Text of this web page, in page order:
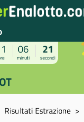
06
minuti
21
secondi
Risultati Estrazione